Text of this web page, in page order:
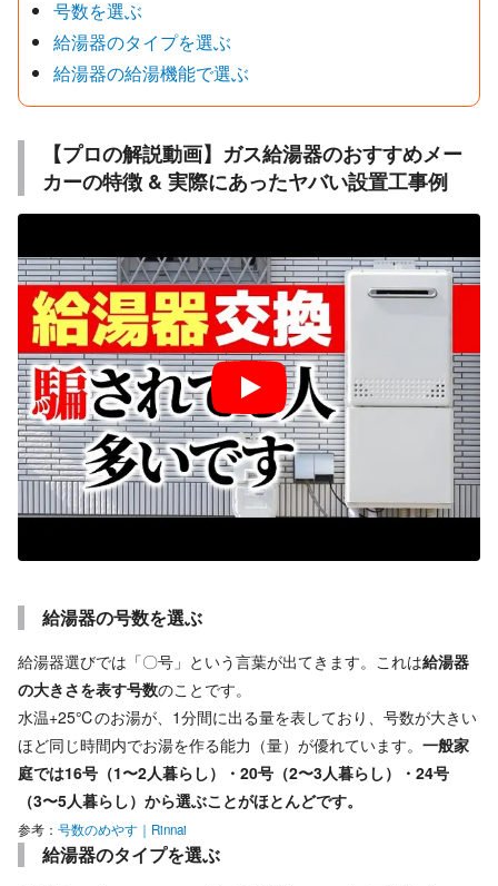
号数を選ぶ
給湯器のタイプを選ぶ
給湯器の給湯機能で選ぶ
【プロの解説動画】ガス給湯器のおすすめメー
カーの特徴 & 実際にあったヤバい設置工事例
給湯器の号数を選ぶ
給湯器選びでは「〇号」という言葉が出てきます。これは給湯器
の大きさを表す号数のことです。
水温+25℃のお湯が、1分間に出る量を表しており、号数が大きい
ほど同じ時間内でお湯を作る能力（量）が優れています。 一般家
庭では16号（1〜2人暮らし）・20号（2〜3人暮らし）・24号
（3〜5人暮らし）から選ぶことがほとんどです。
参考： 号数のめやす｜Rinnai
給湯器のタイプを選ぶ